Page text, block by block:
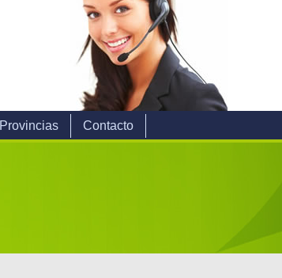
Provincias Contacto